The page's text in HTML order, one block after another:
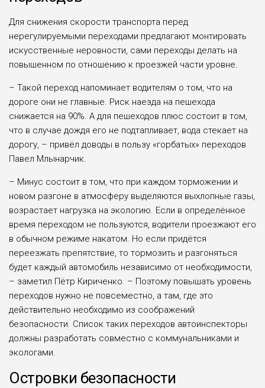
Для снижения скорости транспорта перед
нерегулируемыми переходами предлагают монтировать
искусственные неровности, сами переходы делать на
повышенном по отношению к проезжей части уровне.
– Такой переход напоминает водителям о том, что на
дороге они не главные. Риск наезда на пешехода
снижается на 90%. А для пешеходов плюс состоит в том,
что в случае дождя его не подтапливает, вода стекает на
дорогу, – привёл доводы в пользу «горбатых» переходов
Павел Млынарчик.
– Минус состоит в том, что при каждом торможении и
новом разгоне в атмосферу выделяются выхлопные газы,
возрастает нагрузка на экологию. Если в определённое
время переходом не пользуются, водители проезжают его
в обычном режиме накатом. Но если придётся
переезжать препятствие, то тормозить и разгоняться
будет каждый автомобиль независимо от необходимости,
– заметил Пётр Кириченко. – Поэтому повышать уровень
переходов нужно не повсеместно, а там, где это
действительно необходимо из соображений
безопасности. Список таких переходов автоинспекторы
должны разработать совместно с коммунальниками и
экологами.
Островки безопасности